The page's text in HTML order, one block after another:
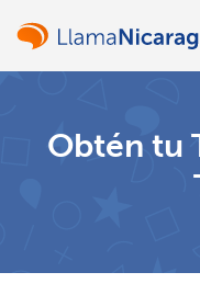
¿Ya tienes
Obtén tu